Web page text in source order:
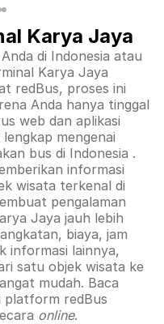
Karya Jaya
di Indonesia atau
Karya Jaya
redBus, proses ini
Anda hanya tinggal
web dan aplikasi
mengenai
bus di Indonesia .
informasi
wisata terkenal di
pengalaman
Jaya jauh lebih
biaya, jam
informasi lainnya,
satu objek wisata ke
mudah. Baca
platform redBus
online.